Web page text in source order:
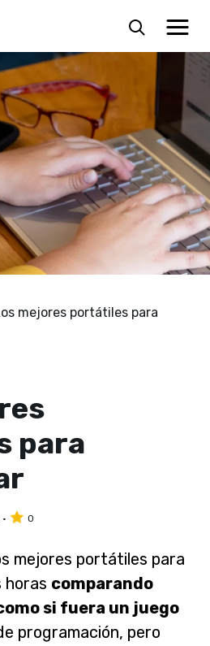
mejores portátiles para
para
0
mejores portátiles para
horas comparando
si fuera un juego
programación, pero